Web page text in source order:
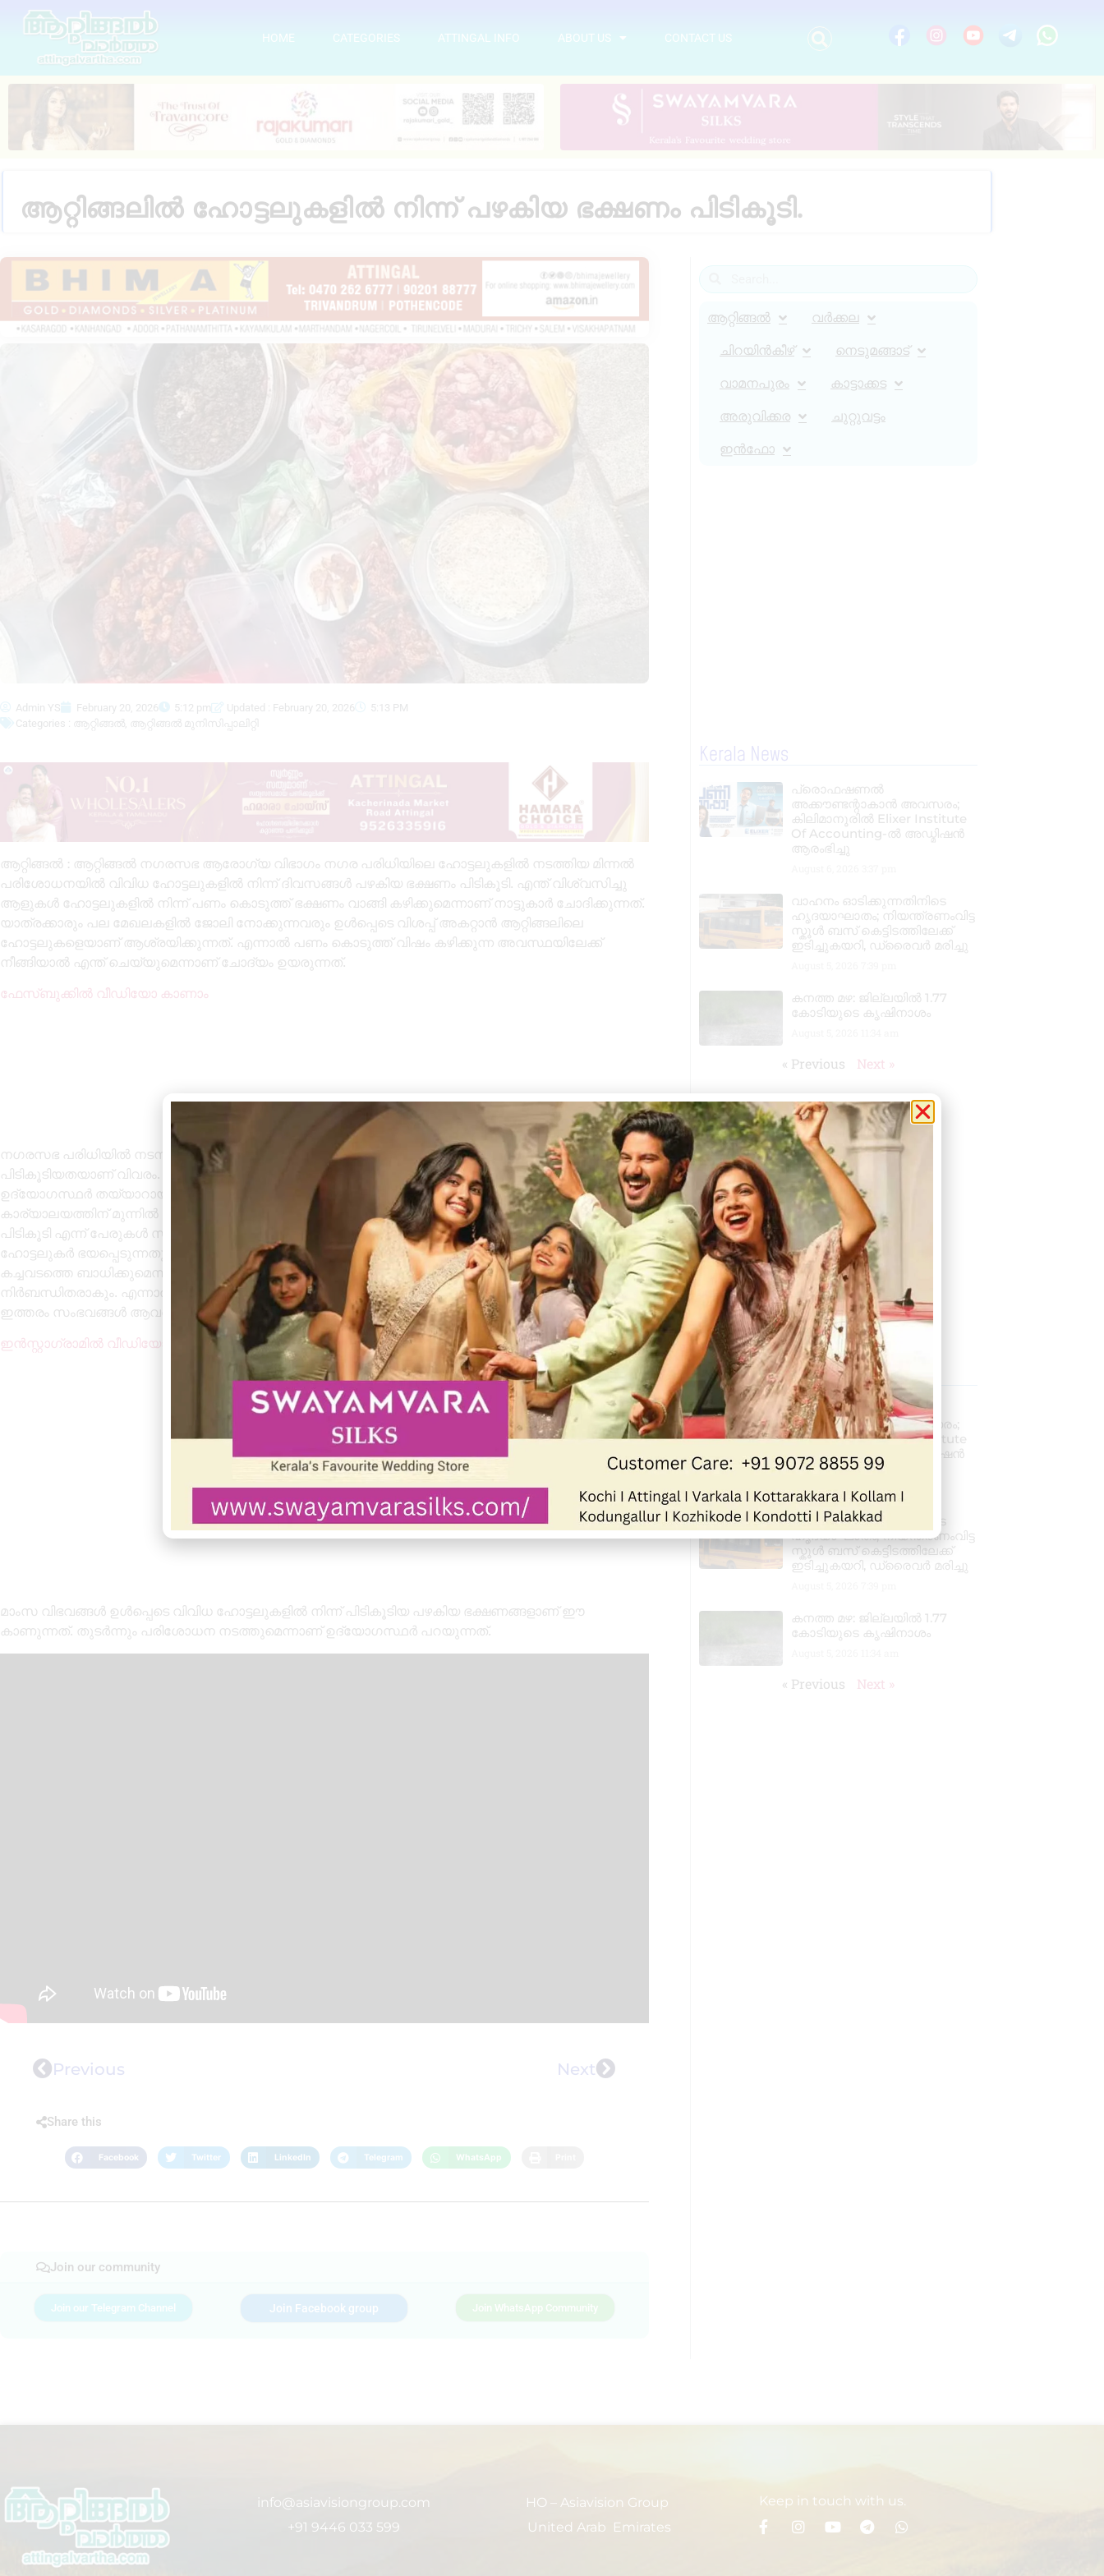
HOME CATEGORIES ATTINGAL INFO ABOUT US CONTACT US
ആറ്റിങ്ങലിൽ ഹോട്ടലുകളിൽ നിന്ന് പഴകിയ ഭക്ഷണം പിടികൂടി.
Admin YS February 20, 2026 5:12 pm Updated : February 20, 2026
5:13 PM
Categories :
ആറ്റിങ്ങൽ ആറ്റിങ്ങൽ മുനിസിപ്പാലിറ്റി
ആറ്റിങ്ങൽ : ആറ്റിങ്ങൽ നഗരസഭ ആരോഗ്യ വിഭാഗം നഗര പരിധിയിലെ ഹോട്ടലുകളിൽ നടത്തിയ മിന്നൽ
പരിശോധനയിൽ വിവിധ ഹോട്ടലുകളിൽ നിന്ന് ദിവസങ്ങൾ പഴകിയ ഭക്ഷണം പിടികൂടി. എന്ത് വിശ്വസിച്ചു
ആളുകൾ ഹോട്ടലുകളിൽ നിന്ന് പണം കൊടുത്ത് ഭക്ഷണം വാങ്ങി കഴിക്കുമെന്നാണ് നാട്ടുകാർ ചോദിക്കുന്നത്.
യാത്രക്കാരും പല മേഖലകളിൽ ജോലി നോക്കുന്നവരും ഉൾപ്പെടെ വിശപ്പ് അകറ്റാൻ ആറ്റിങ്ങലിലെ
ഹോട്ടലുകളെയാണ് ആശ്രയിക്കുന്നത്. എന്നാൽ പണം കൊടുത്ത് വിഷം കഴിക്കുന്ന അവസ്ഥയിലേക്ക്
നീങ്ങിയാൽ എന്ത് ചെയ്യുമെന്നാണ് ചോദ്യം ഉയരുന്നത്.
ഫേസ്ബുക്കിൽ വീഡിയോ കാണാം
നഗരസഭ പരിധിയിൽ നടന്ന പരിശോധനയിൽ 12 ഓളം ഹോട്ടലുകളിൽ നിന്ന് പഴകിയ ഭക്ഷണം
പിടികൂടിയതയാണ് വിവരം. എന്നാൽ ഏതൊക്കെ ഹോട്ടലുകളിൽ നിന്നാണ് പിടികൂടിയതെന്ന് പറയാൻ
ഉദ്യോഗസ്ഥർ തയ്യാറായിട്ടില്ല. മുൻ കാലങ്ങളിൽ ഇത്തരത്തിൽ പിടികൂടുന്ന ഭക്ഷണം നഗരസഭ
കാര്യാലയത്തിന് മുന്നിൽ പ്രദർശിപ്പിക്കുമ്പോൾ ഏതൊക്കെ ഹോട്ടലുകളിൽ നിന്ന് ഏതൊക്കെ വിഭവങ്ങൾ
പിടികൂടി എന്ന് പേരുകൾ സഹിതം ബോർഡ്‌ സ്ഥാപിക്കുമായിരുന്നു. ഉദ്യോഗസ്ഥർ നൽകുന്ന പിഴയേക്കാൾ
ഹോട്ടലുകർ ഭയപ്പെടുന്നതും അതായിരുന്നു. കാരണം ഹോട്ടലിന്റെ പേര് ആളുകൾ മനസ്സിലാക്കിയാൽ അത്
കച്ചവടത്തെ ബാധിക്കുമെന്ന ഭീതി ഉണ്ടായിരുന്നു. അങ്ങനെ എങ്കിലും ചിലർ നല്ല ഭക്ഷണം നൽകാൻ
നിർബന്ധിതരാകും. എന്നാൽ ഇപ്പോൾ ഏതൊക്കെ ഹോട്ടൽ എന്ന് ബോർഡ്‌ സ്ഥാപിക്കാത്തതിനാൽ ഇനിയും
ഇത്തരം സംഭവങ്ങൾ ആവർത്തിക്കുമെന്നതിൽ സംശയമില്ല എന്നാണ് ആളുകൾ പറയുന്നത്.
ഇൻസ്റ്റാഗ്രാമിൽ വീഡിയോ കാണാം
മാംസ വിഭവങ്ങൾ ഉൾപ്പെടെ വിവിധ ഹോട്ടലുകളിൽ നിന്ന് പിടികൂടിയ പഴകിയ ഭക്ഷണങ്ങളാണ് ഈ
കാണുന്നത്. തുടർന്നും പരിശോധന നടത്തുമെന്നാണ് ഉദ്യോഗസ്ഥർ പറയുന്നത്.
Previous Next
Share this
Facebook Twitter LinkedIn Telegram WhatsApp
Join our community
Join our Telegram Channel Join Facebook group Join WhatsApp Community
ആറ്റിങ്ങൽ വർക്കല
ചിറയിൻകീഴ് നെടുമങ്ങാട്
വാമനപുരം കാട്ടാക്കട
അരുവിക്കര ചുറ്റുവട്ടം
ഇൻഫോ
Kerala News
പ്രൊഫഷണൽ
അക്കൗണ്ടന്റാകാൻ അവസരം;
കിലിമാനൂരിൽ Elixer Institute
Of Accounting-ൽ അഡ്മിഷൻ
ആരംഭിച്ചു
വാഹനം ഓടിക്കുന്നതിനിടെ
ഹൃദയാഘാതം; നിയന്ത്രണംവിട്ട
സ്കൂൾ ബസ് കെട്ടിടത്തിലേക്ക്
ഇടിച്ചുകയറി, ഡ്രൈവർ മരിച്ചു
കനത്ത മഴ: ജില്ലയിൽ 1.77
കോടിയുടെ കൃഷിനാശം
« Previous Next »
More Posts
പ്രൊഫഷണൽ
അക്കൗണ്ടന്റാകാൻ അവസരം;
കിലിമാനൂരിൽ Elixer Institute
Of Accounting-ൽ അഡ്മിഷൻ
ആരംഭിച്ചു
August 6, 2026 3:37 pm
വാഹനം ഓടിക്കുന്നതിനിടെ
ഹൃദയാഘാതം; നിയന്ത്രണംവിട്ട
സ്കൂൾ ബസ് കെട്ടിടത്തിലേക്ക്
ഇടിച്ചുകയറി, ഡ്രൈവർ മരിച്ചു
കനത്ത മഴ: ജില്ലയിൽ 1.77
കോടിയുടെ കൃഷിനാശം
« Previous Next »
info@asiavisiongroup.com
+91 9446 033 599
HO – Asiavision Group
United Arab Emirates
Keep in touch with us.